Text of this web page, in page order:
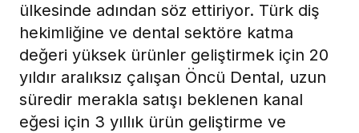
ülkesinde adından söz ettiriyor. Türk diş
hekimliğine ve dental sektöre katma
değeri yüksek ürünler geliştirmek için 20
yıldır aralıksız çalışan Öncü Dental, uzun
süredir merakla satışı beklenen kanal
eğesi için 3 yıllık ürün geliştirme ve